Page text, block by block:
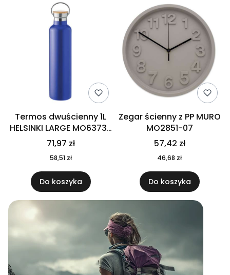
Termos dwuścienny 1L
HELSINKI LARGE MO6373-
04
71,97 zł
58,51 zł
Do koszyka
Zegar ścienny z PP MURO
MO2851-07
57,42 zł
46,68 zł
Do koszyka